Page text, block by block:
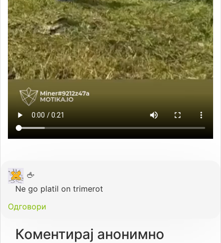
🖕
Ne go platil on trimerot
Одговори
Коментирај анонимно